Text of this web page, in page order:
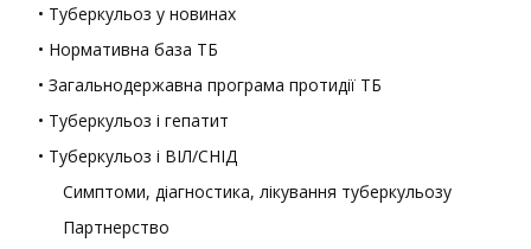
• Туберкульоз у новинах
• Нормативна база ТБ
• Загальнодержавна програма протидії ТБ
• Туберкульоз і гепатит
• Туберкульоз і ВІЛ/СНІД
Симптоми, діагностика, лікування туберкульозу
Партнерство